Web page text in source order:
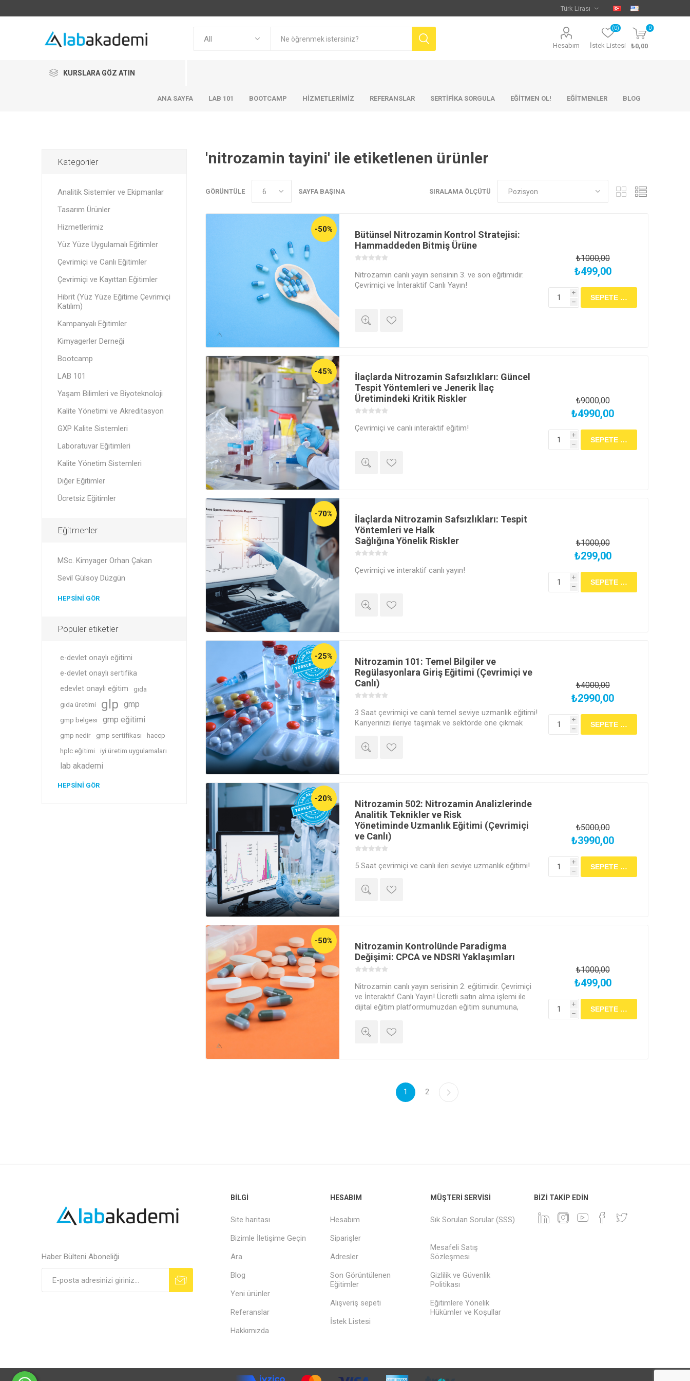
Hesabım İstek Listesi
(0) 0
₺0,00
KURSLARA GÖZ ATIN
ANA SAYFA LAB 101 BOOTCAMP HIZMETLERIMIZ REFERANSLAR SERTİFİKA SORGULA EĞİTMEN OL! EĞİTMENLER BLOG
'nitrozamin tayini' ile etiketlenen ürünler
SIRALAMA ÖLÇÜTÜ
GÖRÜNTÜLE SAYFA BAŞINA
-50%
Bütünsel Nitrozamin Kontrol Stratejisi:
Hammaddeden Bitmiş Ürüne
Nitrozamin canlı yayın serisinin 3. ve son eğitimidir.
Çevrimiçi ve İnteraktif Canlı Yayın!
₺1000,00
₺499,00
i
h
-45%
İlaçlarda Nitrozamin Safsızlıkları: Güncel
Tespit Yöntemleri ve Jenerik İlaç
Üretimindeki Kritik Riskler
Çevrimiçi ve canlı interaktif eğitim!
₺9000,00
₺4990,00
i
h
-70%
İlaçlarda Nitrozamin Safsızlıkları: Tespit
Yöntemleri ve Halk
Sağlığına Yönelik Riskler
Çevrimiçi ve interaktif canlı yayın!
₺1000,00
₺299,00
i
h
-25%
Nitrozamin 101: Temel Bilgiler ve
Regülasyonlara Giriş Eğitimi (Çevrimiçi ve
Canlı)
3 Saat çevrimiçi ve canlı temel seviye uzmanlık eğitimi!
Kariyerinizi ileriye taşımak ve sektörde öne çıkmak
Akademi’nin deneyimli eğitmenleri eşliğinde çevrimiçi
ve canlı katılabileceğin bu eğitimde kariyer fırsatlarını
₺4000,00
₺2990,00
i
h
-20%
Nitrozamin 502: Nitrozamin Analizlerinde
Analitik Teknikler ve Risk
Yönetiminde Uzmanlık Eğitimi (Çevrimiçi
ve Canlı)
5 Saat çevrimiçi ve canlı ileri seviye uzmanlık eğitimi!
istiyorsanız Nitrozamin 502 eğitimi tam size göre! Lab
Akademi’nin deneyimli eğitmenleri eşliğinde çevrimiçi
₺5000,00
₺3990,00
i
h
-50%
Nitrozamin Kontrolünde Paradigma
Değişimi: CPCA ve NDSRI Yaklaşımları
Nitrozamin canlı yayın serisinin 2. eğitimidir. Çevrimiçi
ve İnteraktif Canlı Yayın! Ücretli satın alma işlemi ile
dijital eğitim platformumuzdan eğitim sunumuna,
imkanı elde edeceksiniz.
₺1000,00
₺499,00
i
h
1 2
Kategoriler
Analitik Sistemler ve Ekipmanlar
Tasarım Ürünler
Hizmetlerimiz
Yüz Yüze Uygulamalı Eğitimler
Çevrimiçi ve Canlı Eğitimler
Çevrimiçi ve Kayıttan Eğitimler
Hibrit (Yüz Yüze Eğitime Çevrimiçi
Katılım)
Kampanyalı Eğitimler
Kimyagerler Derneği
Bootcamp
LAB 101
Yaşam Bilimleri ve Biyoteknoloji
Kalite Yönetimi ve Akreditasyon
GXP Kalite Sistemleri
Laboratuvar Eğitimleri
Kalite Yönetim Sistemleri
Diğer Eğitimler
Ücretsiz Eğitimler
Eğitmenler
MSc. Kimyager Orhan Çakan
Sevil Gülsoy Düzgün
HEPSINI GÖR
Popüler etiketler
e-devlet onaylı eğitimi
e-devlet onaylı sertifika
edevlet onaylı eğitim
gıda
gıda üretimi
glp gmp
gmp belgesi gmp eğitimi
gmp nedir gmp sertifikası
haccp
hplc eğitimi
iyi üretim uygulamaları
lab akademi
HEPSINI GÖR
Haber Bülteni Aboneliği
BILGI
Site haritası
Bizimle İletişime Geçin
Ara
Blog
Yeni ürünler
Referanslar
Hakkımızda
HESABIM
Hesabım
Siparişler
Adresler
Son Görüntülenen
Eğitimler
Alışveriş sepeti
İstek Listesi
MÜŞTERI SERVISI
Sık Sorulan Sorular (SSS)
Mesafeli Satış
Sözleşmesi
Gizlilik ve Güvenlik
Politikası
Eğitimlere Yönelik
Hükümler ve Koşullar
BIZI TAKIP EDIN